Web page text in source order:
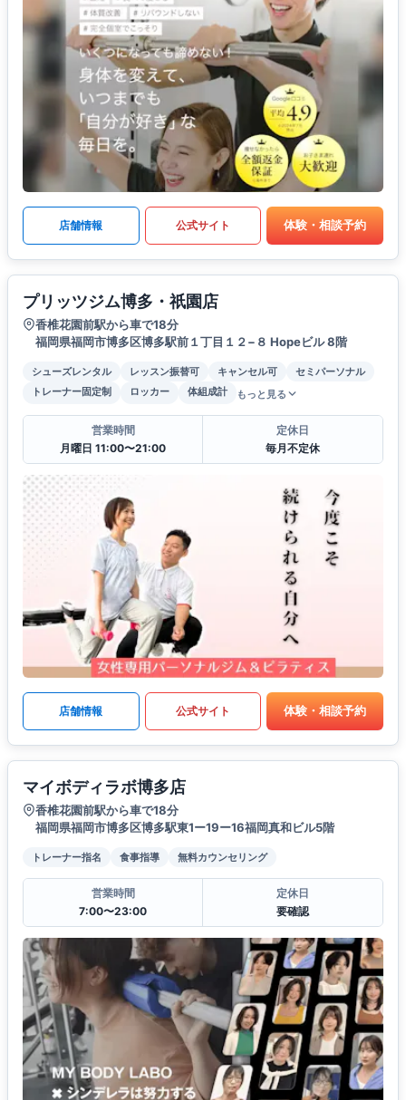
店舗情報 公式サイト 体験・相談予約
プリッツジム博多・祇園店
香椎花園前駅から車で18分
福岡県福岡市博多区博多駅前１丁目１２−８ Hopeビル 8階
シューズレンタル レッスン振替可 キャンセル可
セミパーソナル
トレーナー固定制
ロッカー 体組成計 もっと見る
営業時間
月曜日 11:00〜21:00
定休日
毎月不定休
店舗情報 公式サイト 体験・相談予約
マイボディラボ博多店
香椎花園前駅から車で18分
福岡県福岡市博多区博多駅東1ー19ー16福岡真和ビル5階
トレーナー指名 食事指導 無料カウンセリング
営業時間
7:00〜23:00
定休日
要確認